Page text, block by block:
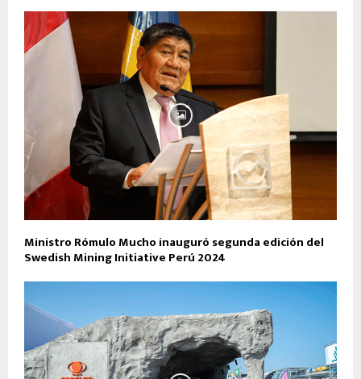
Ministro Rómulo Mucho inauguró segunda edición del
Swedish Mining Initiative Perú 2024